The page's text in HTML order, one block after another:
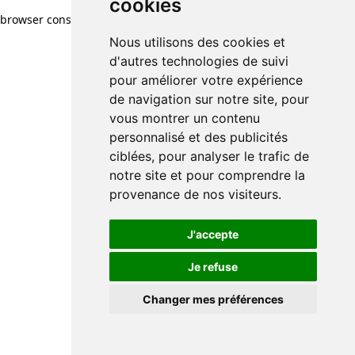
cookies
Nous utilisons des cookies et
d'autres technologies de suivi
pour améliorer votre expérience
de navigation sur notre site, pour
vous montrer un contenu
personnalisé et des publicités
ciblées, pour analyser le trafic de
notre site et pour comprendre la
provenance de nos visiteurs.
J'accepte
Je refuse
Changer mes préférences
browser console for more information)